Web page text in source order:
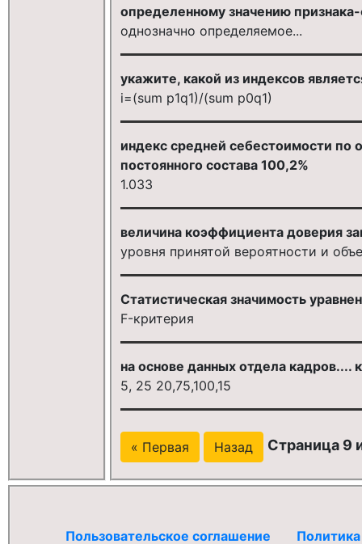
определенному значению
однозначно определяемое...
укажите, какой из индексов
i=(sum p1q1)/(sum p0q1)
индекс средней себестоимости по
постоянного состава 100,2%
1.033
величина коэффициента доверия
уровня принятой вероятности и
Статистическая значимость
F-критерия
на основе данных отдела кадров....
5, 25 20,75,100,15
« Первая Назад Страница 9
Пользовательское соглашение